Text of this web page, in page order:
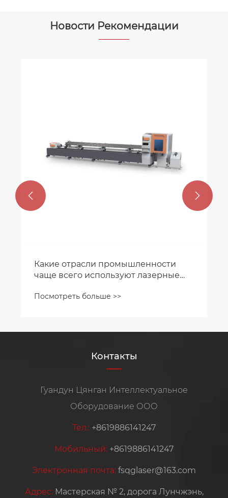
Новости Рекомендации
Какие отрасли промышленности
чаще всего используют лазерные
Посмотреть больше >>
 
Контакты
Гуандун Цянган Интеллектуальное
Оборудование ООО
Тел.: +8619886141247
Мобильный: +8619886141247
Электронная почта: fsqglaser@163.com
Адрес: Мастерская № 2, дорога Лунчжэнь,